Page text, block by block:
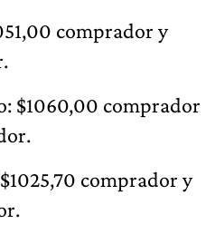
comprador y
$1060,00 comprador
comprador y